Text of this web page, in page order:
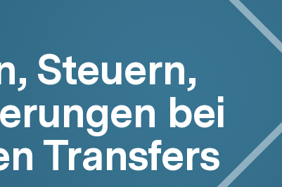
Steuern,
bei
Transfers